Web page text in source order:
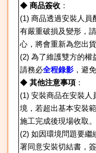
◆ 商品簽收：
(1) 商品透過安裝人員
有嚴重破損及變形，
心，將會重新為您出貨
(2) 為了維護雙方的權
請務必全程錄影，避
◆ 其他注意事項：
(1) 安裝商品在安裝人
境，若超出基本安裝
施工完成後現場收取。
(2) 如因環境問題要繼
署同意安裝切結書，